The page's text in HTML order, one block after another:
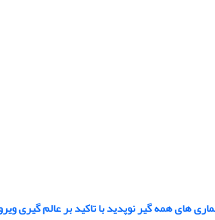
های همه گیر نوپدید با تاکید بر عالم گیری